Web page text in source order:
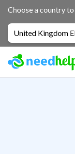
Choose a country
United Kingdom